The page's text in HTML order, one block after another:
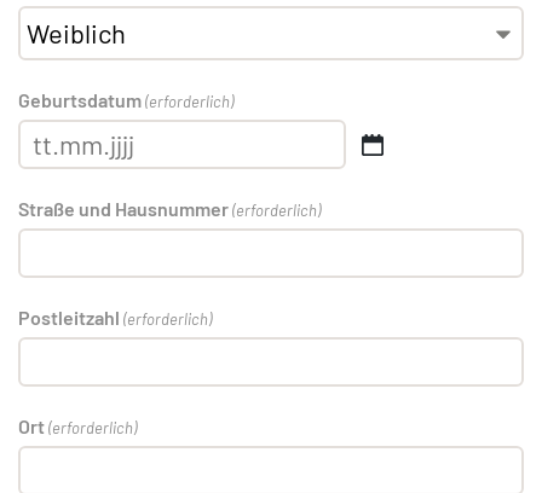
Geburtsdatum (erforderlich)
Straße und Hausnummer (erforderlich)
Postleitzahl (erforderlich)
Ort (erforderlich)